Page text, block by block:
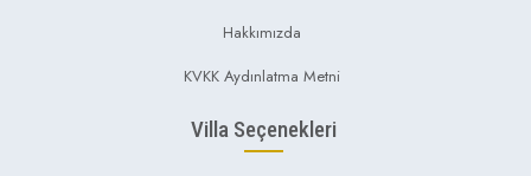
Hakkımızda
KVKK Aydınlatma Metni
Villa Seçenekleri